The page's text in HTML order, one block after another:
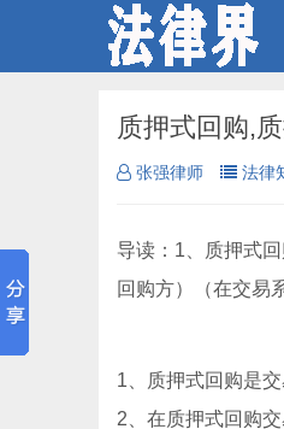
质押式回购,
张强律师 法律
导读：1、质押式
回购方）（在交易
1、质押式回购是
2、在质押式回购